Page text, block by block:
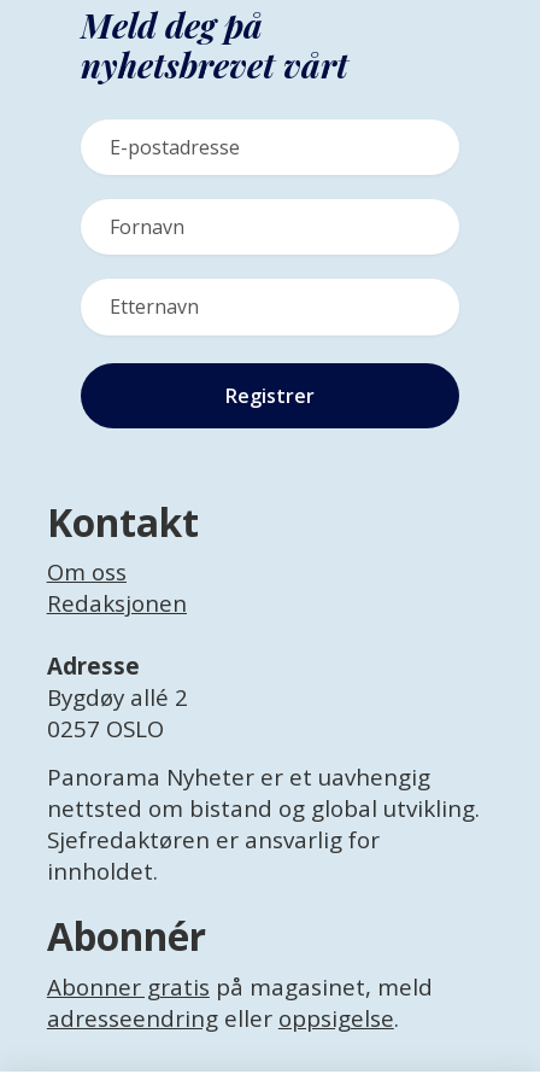
Meld deg på
nyhetsbrevet vårt
Kontakt
Om oss
Redaksjonen
Adresse
Bygdøy allé 2
0257 OSLO
Panorama Nyheter er et uavhengig
nettsted om bistand og global utvikling.
Sjefredaktøren er ansvarlig for
innholdet.
Abonnér
Abonner gratis på magasinet, meld
adresseendringeller oppsigelse.